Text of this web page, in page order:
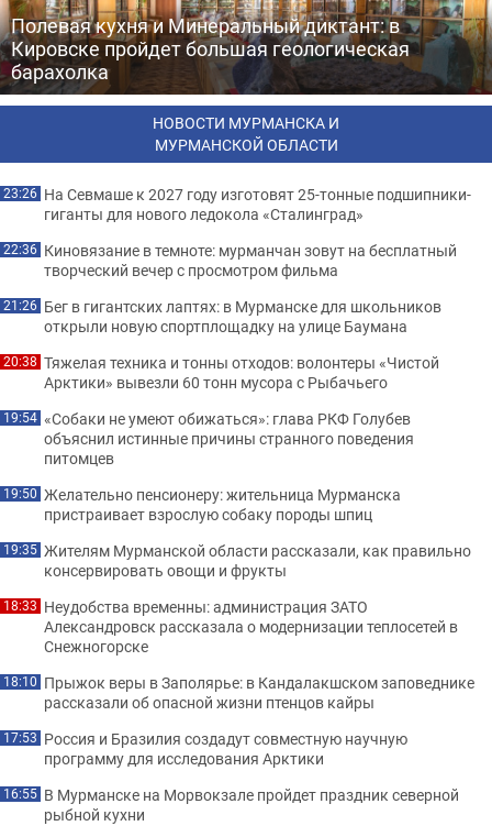
Полевая кухня и Минеральный диктант: в
Кировске пройдет большая геологическая
барахолка
НОВОСТИ МУРМАНСКА И
МУРМАНСКОЙ ОБЛАСТИ
23:26 На Севмаше к 2027 году изготовят 25-тонные подшипники-
гиганты для нового ледокола «Сталинград»
22:36 Киновязание в темноте: мурманчан зовут на бесплатный
творческий вечер с просмотром фильма
21:26 Бег в гигантских лаптях: в Мурманске для школьников
открыли новую спортплощадку на улице Баумана
20:38 Тяжелая техника и тонны отходов: волонтеры «Чистой
Арктики» вывезли 60 тонн мусора с Рыбачьего
19:54 «Собаки не умеют обижаться»: глава РКФ Голубев
объяснил истинные причины странного поведения
питомцев
19:50 Желательно пенсионеру: жительница Мурманска
пристраивает взрослую собаку породы шпиц
19:35 Жителям Мурманской области рассказали, как правильно
консервировать овощи и фрукты
18:33 Неудобства временны: администрация ЗАТО
Александровск рассказала о модернизации теплосетей в
Снежногорске
18:10 Прыжок веры в Заполярье: в Кандалакшском заповеднике
рассказали об опасной жизни птенцов кайры
17:53 Россия и Бразилия создадут совместную научную
программу для исследования Арктики
16:55 В Мурманске на Морвокзале пройдет праздник северной
рыбной кухни